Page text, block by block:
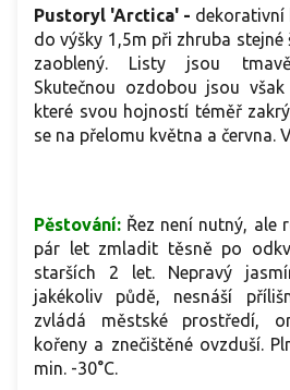
Pustoryl 'Arctica' - dekorativní
do výšky 1,5m při zhruba stejné
zaoblený. Listy jsou
Skutečnou ozdobou jsou
které svou hojností téměř
se na přelomu května a června.
Pěstování: Řez není nutný, ale
pár let zmladit těsně po
starších 2 let. Nepravý
jakékoliv půdě, nesnáší
zvládá městské prostředí,
kořeny a znečištěné ovzduší.
min. -30°C.